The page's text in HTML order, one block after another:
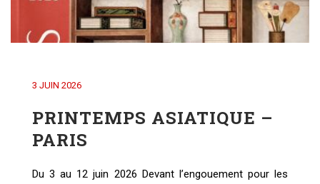
3 JUIN 2026
PRINTEMPS ASIATIQUE –
PARIS
Du 3 au 12 juin 2026 Devant l’engouement pour les